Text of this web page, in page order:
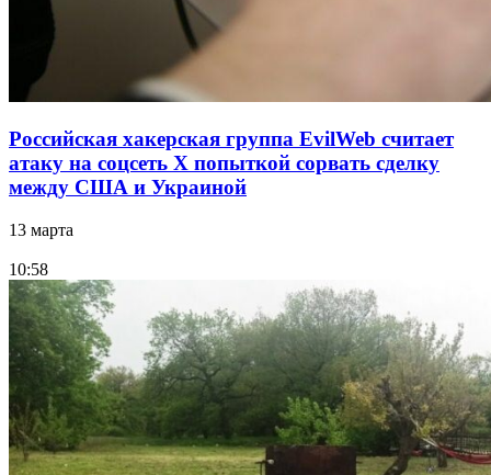
Российская хакерская группа EvilWeb считает
атаку на соцсеть Х попыткой сорвать сделку
между США и Украиной
13 марта
10:58